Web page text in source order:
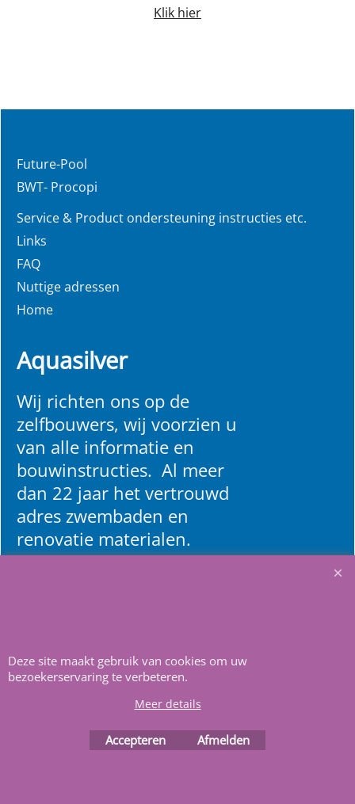
Klik hier
Future-Pool
BWT- Procopi
Service & Product ondersteuning instructies etc.
Links
FAQ
Nuttige adressen
Home
Aquasilver
Wij richten ons op de
zelfbouwers, wij voorzien u
van alle informatie en
bouwinstructies. Al meer
dan 22 jaar het vertrouwd
adres zwembaden en
renovatie materialen.
Webwinkel gemaakt met
Deze site maakt gebruik van cookies om uw
bezoekerservaring te verbeteren.
Meer details
Accepteren Afmelden